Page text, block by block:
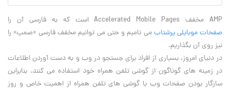
AMP مخفف Accelerated Mobile Pages است که به فارسی آن را
صفحات موبایلی پرشتابمی نامیم و حتی می توانیم مخفف فارسی «صمپ» را
نیز روی آن بگذاریم.
در دنیای امروز، بسیاری از افراد برای جستجو در وب و به دست آوردن اطلاعات
در زمینه های گوناگون از گوشی تلفن همراه خود استفاده می کنند. بنابراین
سازگار بودن صفحات وب با گوشی های تلفن همراه از اهمیت خاص و روز